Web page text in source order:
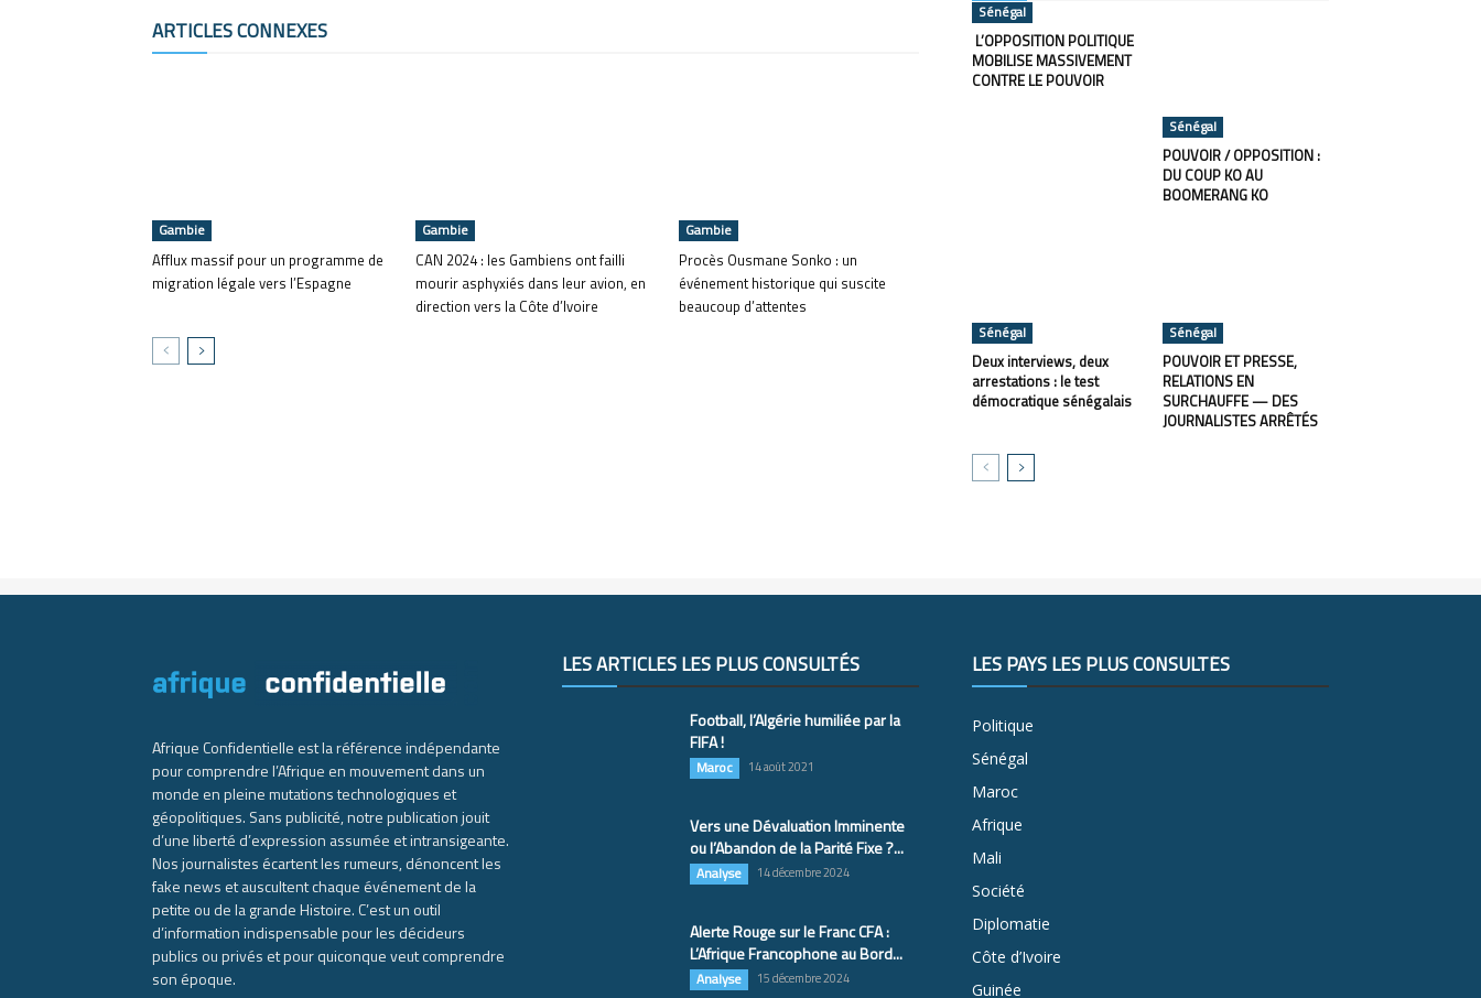
ARTICLES CONNEXES
Gambie
Afflux massif pour un programme de
migration légale vers l’Espagne
Gambie
CAN 2024 : les Gambiens ont failli
mourir asphyxiés dans leur avion, en
direction vers la Côte d’Ivoire
Gambie
Procès Ousmane Sonko : un
événement historique qui suscite
beaucoup d’attentes
Sénégal
L’OPPOSITION POLITIQUE
MOBILISE MASSIVEMENT
CONTRE LE POUVOIR
Sénégal
POUVOIR / OPPOSITION :
DU COUP KO AU
BOOMERANG KO
Sénégal
Deux interviews, deux
arrestations : le test
démocratique sénégalais
Sénégal
POUVOIR ET PRESSE,
RELATIONS EN
SURCHAUFFE — DES
JOURNALISTES ARRÊTÉS
Afrique Confidentielle est la référence indépendante
pour comprendre l’Afrique en mouvement dans un
monde en pleine mutations technologiques et
géopolitiques. Sans publicité, notre publication jouit
d’une liberté d’expression assumée et intransigeante.
Nos journalistes écartent les rumeurs, dénoncent les
fake news et auscultent chaque événement de la
petite ou de la grande Histoire. C’est un outil
d’information indispensable pour les décideurs
publics ou privés et pour quiconque veut comprendre
son époque.
LES ARTICLES LES PLUS CONSULTÉS
Football, l’Algérie humiliée par la
FIFA !
Maroc 14 août 2021
Vers une Dévaluation Imminente
ou l’Abandon de la Parité Fixe ?...
Analyse 14 décembre 2024
Alerte Rouge sur le Franc CFA :
L’Afrique Francophone au Bord...
Analyse 15 décembre 2024
LES PAYS LES PLUS CONSULTÉS
Politique
Sénégal
Maroc
Afrique
Mali
Société
Diplomatie
Côte d’Ivoire
Guinée